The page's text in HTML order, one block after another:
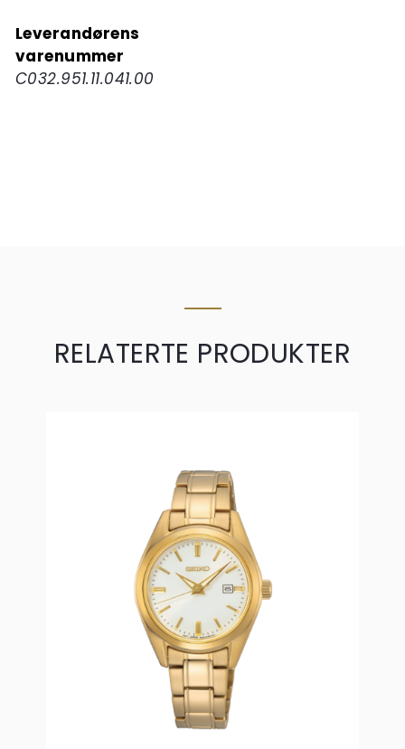
Leverandørens
varenummer
C032.951.11.041.00
RELATERTE PRODUKTER